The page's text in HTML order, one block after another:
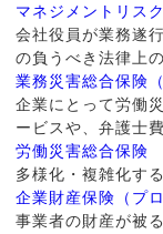
マネジメントリス
会社役員が業務遂
の負うべき法律上
業務災害総合保険
企業にとって労働
ービスや、弁護士
労働災害総合保険
多様化・複雑化す
企業財産保険（プ
事業者の財産が被